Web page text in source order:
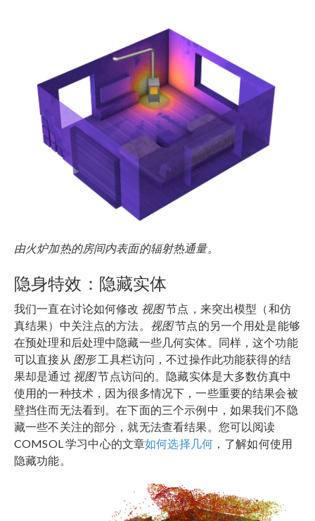
由火炉加热的房间内表面的辐射热通量。
隐身特效：隐藏实体
我们一直在讨论如何修改 视图节点，来突出模型（和仿
真结果）中关注点的方法。 视图节点的另一个用处是能够
在预处理和后处理中隐藏一些几何实体。同样，这个功能
可以直接从 图形工具栏访问，不过操作此功能获得的结
果却是通过 视图节点访问的。隐藏实体是大多数仿真中
使用的一种技术，因为很多情况下，一些重要的结果会被
壁挡住而无法看到。在下面的三个示例中，如果我们不隐
藏一些不关注的部分，就无法查看结果。您可以阅读
COMSOL 学习中心的文章如何选择几何 ，了解如何使用
隐藏功能。